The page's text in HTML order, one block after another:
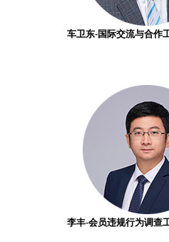
车卫东-国际交流与合作
李丰-会员违规行为调查